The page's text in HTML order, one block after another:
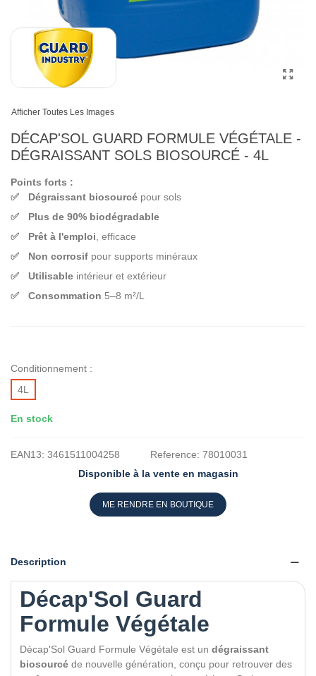
Afficher Toutes Les Images
DÉCAP'SOL GUARD FORMULE VÉGÉTALE -
DÉGRAISSANT SOLS BIOSOURCÉ - 4L
Points forts :
Dégraissant biosourcé pour sols
Plus de 90% biodégradable
Prêt à l'emploi, efficace
Non corrosif pour supports minéraux
Utilisable intérieur et extérieur
Consommation 5–8 m²/L
Conditionnement :
4L
En stock
EAN13: 3461511004258 Reference: 78010031
Disponible à la vente en magasin
ME RENDRE EN BOUTIQUE
Description
Décap'Sol Guard
Formule Végétale
Décap'Sol Guard Formule Végétale est un dégraissant
biosourcé de nouvelle génération, conçu pour retrouver des